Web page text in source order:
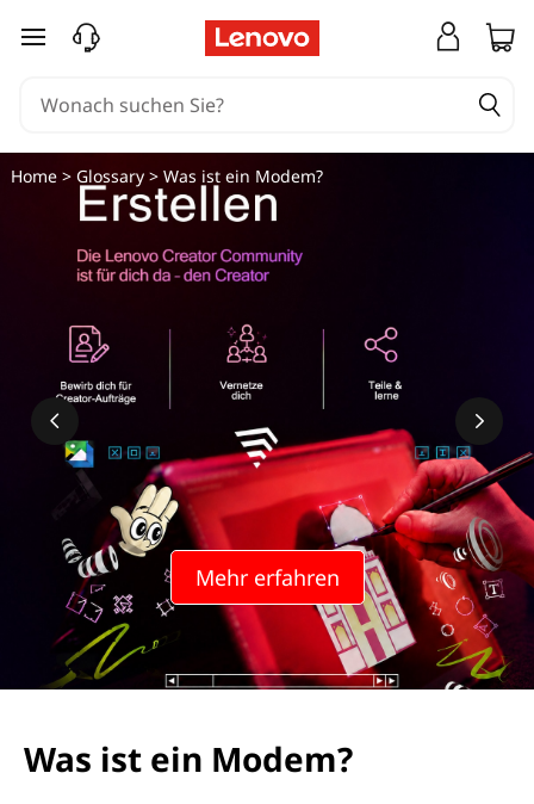
zum Hauptinhalt springen
Mehr erfahren
Home> Glossary> Was ist ein Modem?
Was ist ein Modem?